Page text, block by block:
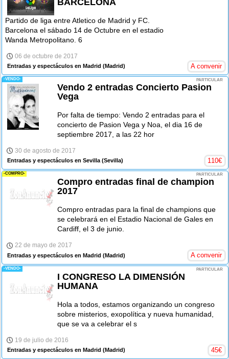
Partido de liga entre Atletico de Madrid y FC.
Barcelona el sábado 14 de Octubre en el estadio
Wanda Metropolitano. 6
06 de octubre de 2017
Entradas y espectáculos en Madrid (Madrid) A convenir
-VENDO- PARTICULAR
Vendo 2 entradas Concierto Pasion
Vega
Por falta de tiempo: Vendo 2 entradas para el
concierto de Pasion Vega y Noa, el dia 16 de
septiembre 2017, a las 22 hor
30 de agosto de 2017
Entradas y espectáculos en Sevilla (Sevilla) 110€
-COMPRO- PARTICULAR
Compro entradas final de champion
2017
Compro entradas para la final de champions que
se celebrará en el Estadio Nacional de Gales en
Cardiff, el 3 de junio.
22 de mayo de 2017
Entradas y espectáculos en Madrid (Madrid) A convenir
-VENDO- PARTICULAR
I CONGRESO LA DIMENSIÓN
HUMANA
Hola a todos, estamos organizando un congreso
sobre misterios, exopolítica y nueva humanidad,
que se va a celebrar el s
19 de julio de 2016
Entradas y espectáculos en Madrid (Madrid) 45€